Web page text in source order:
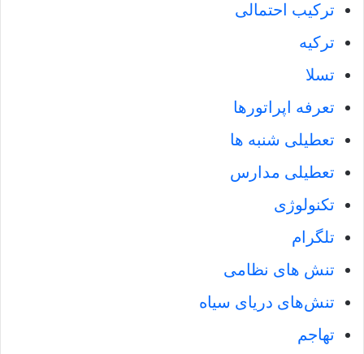
ترکیب احتمالی
ترکیه
تسلا
تعرفه اپراتورها
تعطیلی شنبه ها
تعطیلی مدارس
تکنولوژی
تلگرام
تنش هاى نظامى
تنش‌هاى دریای سیاه
تهاجم